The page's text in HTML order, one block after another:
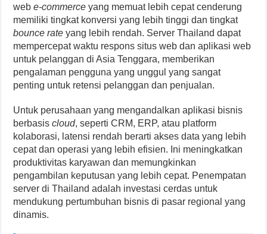
webe-commerce yang memuat lebih cepat cenderung
memiliki tingkat konversi yang lebih tinggi dan tingkat
bounce rate yang lebih rendah. Server Thailand dapat
mempercepat waktu respons situs web dan aplikasi web
untuk pelanggan di Asia Tenggara, memberikan
pengalaman pengguna yang unggul yang sangat
penting untuk retensi pelanggan dan penjualan.
Untuk perusahaan yang mengandalkan aplikasi bisnis
berbasiscloud, seperti CRM, ERP, atau platform
kolaborasi, latensi rendah berarti akses data yang lebih
cepat dan operasi yang lebih efisien. Ini meningkatkan
produktivitas karyawan dan memungkinkan
pengambilan keputusan yang lebih cepat. Penempatan
server di Thailand adalah investasi cerdas untuk
mendukung pertumbuhan bisnis di pasar regional yang
dinamis.